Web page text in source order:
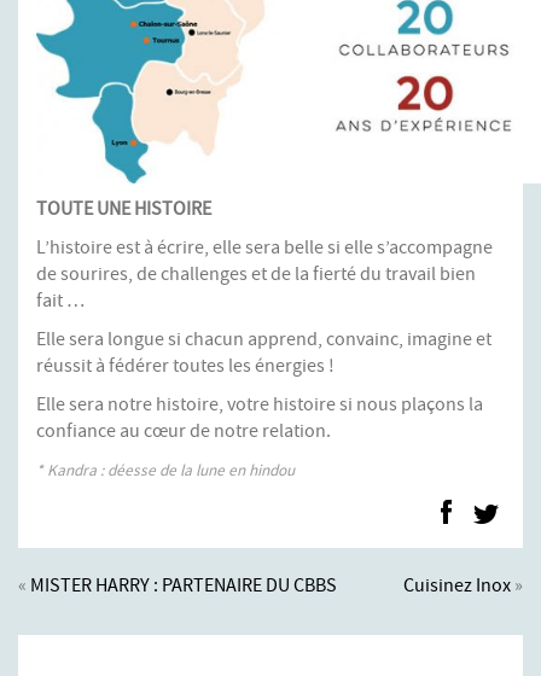
TOUTE UNE HISTOIRE
L’histoire est à écrire, elle sera belle si elle s’accompagne
de sourires, de challenges et de la fierté du travail bien
fait …
Elle sera longue si chacun apprend, convainc, imagine et
réussit à fédérer toutes les énergies !
Elle sera notre histoire, votre histoire si nous plaçons la
confiance au cœur de notre relation.
* Kandra : déesse de la lune en hindou
« MISTER HARRY : PARTENAIRE DU CBBS Cuisinez Inox »